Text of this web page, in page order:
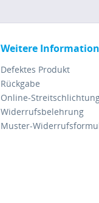
Weitere
Defektes Produkt
Rückgabe
Online-
Widerrufsbelehrung
Muster-